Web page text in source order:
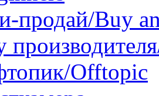
Buy
Offtopic